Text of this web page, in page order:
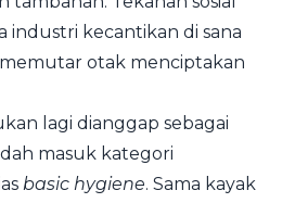
industri kecantikan di sana
otak menciptakan
lagi dianggap sebagai
masuk kategori
basic hygiene. Sama kayak